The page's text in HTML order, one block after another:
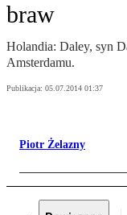
braw
Holandia: Daley, syn
Amsterdamu.
Publikacja: 05.07.2014 01:37
Piotr Żelazny